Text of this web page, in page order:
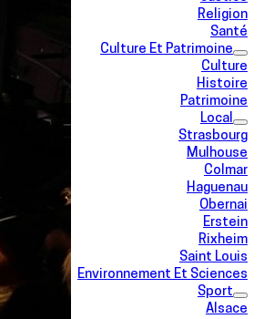
Religion
Santé
Culture Et Patrimoine
Culture
Histoire
Patrimoine
Local
Strasbourg
Mulhouse
Colmar
Haguenau
Obernai
Erstein
Rixheim
Saint Louis
Environnement Et Sciences
Sport
Alsace